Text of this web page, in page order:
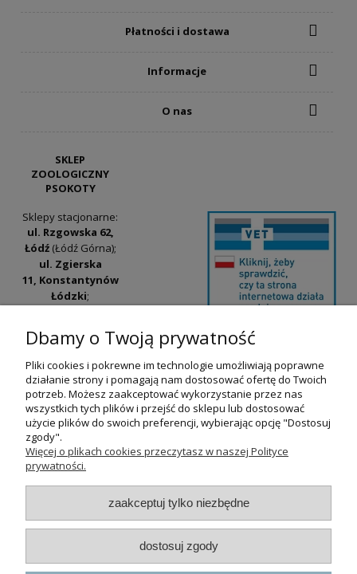
Płatności i dostawa
Informacje
O nas
SKLEP
ZOOLOGICZNY
PSOKOTY
Sklepy stacjonarne:
ul. Rzgowska 62,
Łódź(Łódź Górna);
ul. Zgierska
11, Konstantynów
Łódzki;
Widzew).
Godziny otwarcia:
pn-pt 9:00-17:00
+48 530 230 483
psokoty@psokoty.pl
Sklep internetowy Shoper.pl
Dbamy o Twoją prywatność
Pliki cookies i pokrewne im technologie umożliwiają poprawne
działanie strony i pomagają nam dostosować ofertę do Twoich
potrzeb. Możesz zaakceptować wykorzystanie przez nas
wszystkich tych plików i przejść do sklepu lub dostosować
użycie plików do swoich preferencji, wybierając opcję "Dostosuj
zgody".
Więcej o plikach cookies przeczytasz w naszej Polityce
prywatności.
zaakceptuj tylko niezbędne
dostosuj zgody